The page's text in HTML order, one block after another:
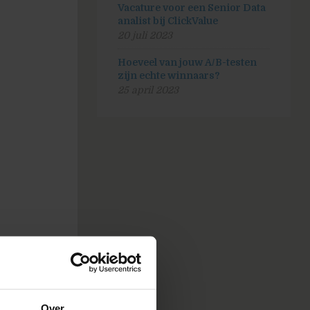
Vacature voor een Senior Data
analist bij ClickValue
Hoeveel van jouw A/B-testen
zijn echte winnaars?